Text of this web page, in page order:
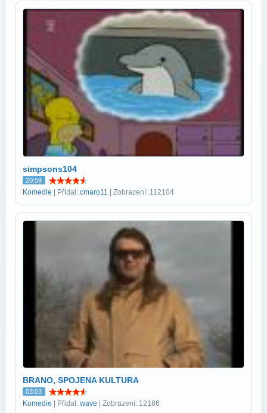
simpsons104
20:59
Komedie | Přidal: cmaro11 | Zobrazení: 112104
BRANO, SPOJENA KULTURA
03:03
Komedie | Přidal: wave | Zobrazení: 12186